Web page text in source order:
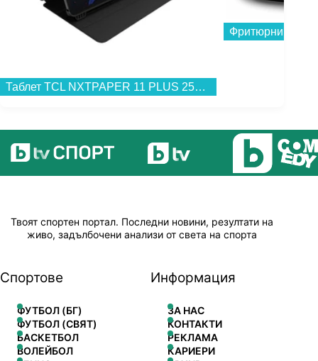
Таблет TCL NXTPAPER 11 PLUS 256/8 GREY , 256 GB, 8 GB...
Фритюрник
Твоят спортен портал. Последни новини, резултати на
живо, задълбочени анализи от света на спорта
Спортове
ФУТБОЛ (БГ)
ФУТБОЛ (СВЯТ)
БАСКЕТБОЛ
ВОЛЕЙБОЛ
Информация
ЗА НАС
КОНТАКТИ
РЕКЛАМА
КАРИЕРИ